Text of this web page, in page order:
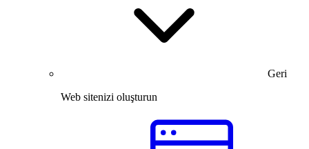
Geri
Web sitenizi oluşturun